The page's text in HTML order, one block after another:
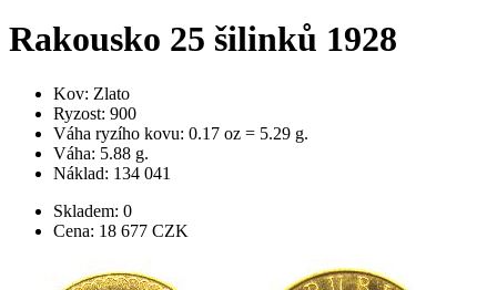
Rakousko 25 šilinků 1928
Kov: Zlato
Ryzost: 900
Váha ryzího kovu: 0.17 oz = 5.29 g.
Váha: 5.88 g.
Náklad: 134 041
Skladem: 0
Cena: 18 677 CZK